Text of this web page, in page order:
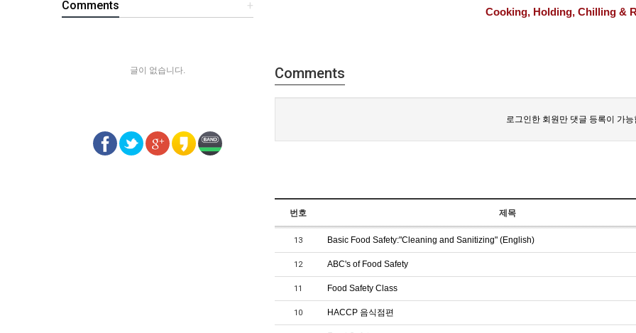
Cooking, Holding, Chilling &
Comments
로그인한 회원만 댓글 등록이 가능
번호 제목
13 Basic Food Safety:"Cleaning and Sanitizing" (English)
12 ABC's of Food Safety
11 Food Safety Class
10 HACCP 음식점편
+
Comments
글이 없습니다.